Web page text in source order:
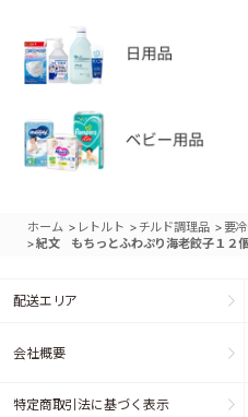
ホーム > レトルト >チルド調理品 >要
>紀文 もちっとふわぷり海老餃子１２個
配送エリア
会社概要
特定商取引法に基づく表示